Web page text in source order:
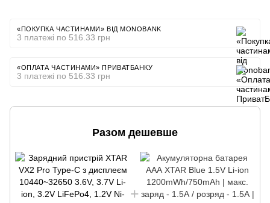
«ПОКУПКА ЧАСТИНАМИ» ВІД MONOBANK
3 платежі по 516.33 грн
«ОПЛАТА ЧАСТИНАМИ» ПРИВАТБАНКУ
3 платежі по 516.33 грн
Разом дешевше